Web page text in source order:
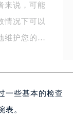
来说，可能
情况下可以
维护您的
一些基本的检查
表。